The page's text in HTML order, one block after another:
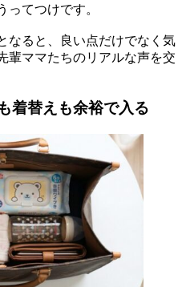
ってつけです。
なると、良い点だけでなく気
輩ママたちのリアルな声を交
着替えも余裕で入る